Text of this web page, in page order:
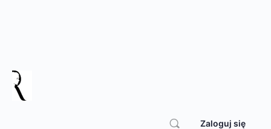
Zaloguj się